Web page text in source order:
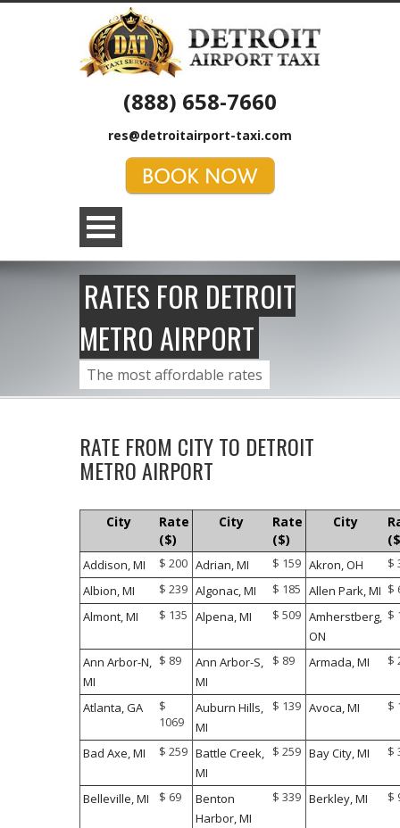
(888) 658-7660
res@detroitairport-taxi.com
RATES FOR DETROIT
METRO AIRPORT
The most affordable rates
RATE FROM CITY TO DETROIT
METRO AIRPORT
City
Rate
($)
City
Rate
($)
City
Addison, MI $ 200 Adrian, MI $ 159 Akron, OH
$
Albion, MI
$ 239 Algonac, MI $ 185 Allen Park, MI $
Almont, MI
$ 135 Alpena, MI $ 509 Amherstberg,
ON
$
Ann Arbor-N,
MI
$ 89
Ann Arbor-S,
MI
$ 89 Armada, MI $
Atlanta, GA
$
1069
Auburn Hills,
MI
$ 139 Avoca, MI $
Bad Axe, MI $ 259 Battle Creek,
MI
$ 259 Bay City, MI $
Belleville, MI $ 69
Benton
Harbor, MI
$ 339 Berkley, MI $